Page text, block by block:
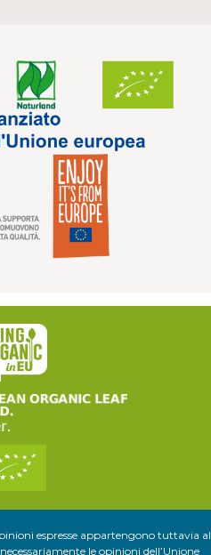
espresse appartengono tuttavia al
le opinioni dell’Unione